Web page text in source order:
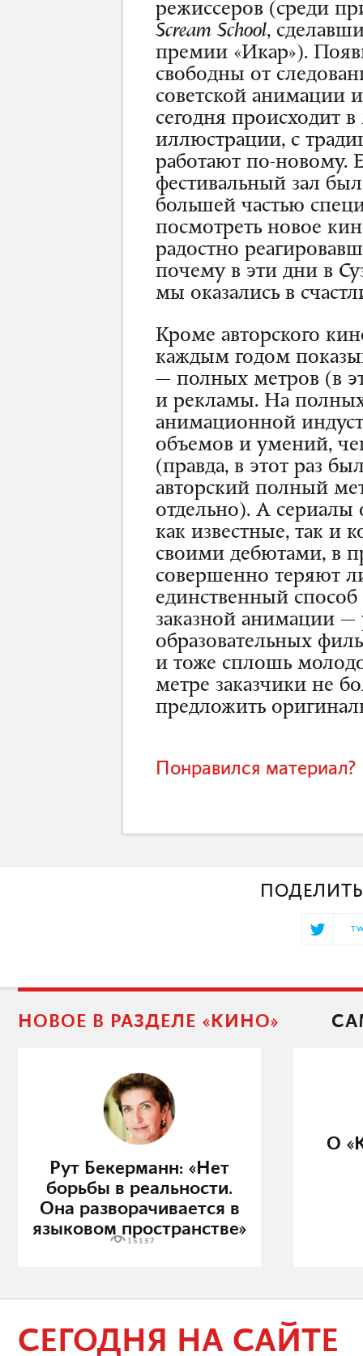
режиссеров (среди
Scream School,
премии «Икар»).
свободны от
советской анимации
сегодня происходит
иллюстрации, с
работают по-новому.
фестивальный зал
большей частью
посмотреть новое
радостно
почему в эти дни в
мы оказались в
Кроме авторского
каждым годом
— полных метров (в
и рекламы. На
анимационной
объемов и умений,
(правда, в этот раз
авторский полный
отдельно). А сериалы
как известные, так и
своими дебютами, в
совершенно теряют
единственный способ
заказной анимации
образовательных
и тоже сплошь
метре заказчики не
предложить
Понравился
НОВОЕ В РАЗДЕЛЕ «КИНО»
Рут Бекерманн: «Нет
борьбы в реальности.
Она разворачивается в
языковом пространстве»
15157
О
СЕГОДНЯ НА САЙТЕ